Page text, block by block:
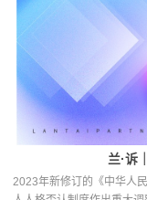
兰·诉
2023年新修订的《中华人